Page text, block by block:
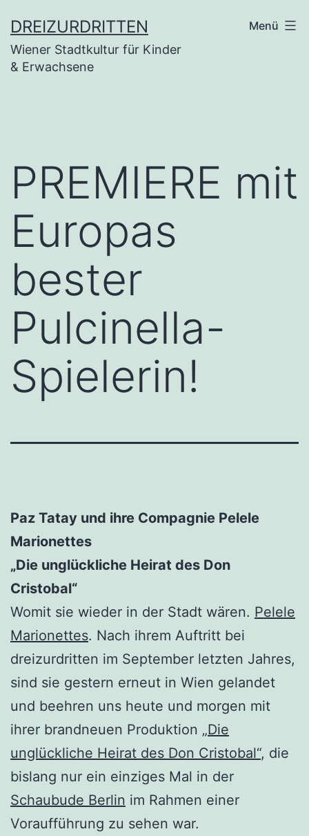
Inhalt
springen
DREIZURDRITTEN
Wiener Stadtkultur für Kinder
& Erwachsene
Menü
PREMIERE mit
Europas
bester
Pulcinella-
Spielerin!
Paz Tatay und ihre Compagnie Pelele
Marionettes
„Die unglückliche Heirat des Don
Cristobal“
Womit sie wieder in der Stadt wären. Pelele
Marionettes. Nach ihrem Auftritt bei
dreizurdritten im September letzten Jahres,
sind sie gestern erneut in Wien gelandet
und beehren uns heute und morgen mit
ihrer brandneuen Produktion „Die
unglückliche Heirat des Don Cristobal“, die
bislang nur ein einziges Mal in der
Schaubude Berlin im Rahmen einer
Voraufführung zu sehen war.